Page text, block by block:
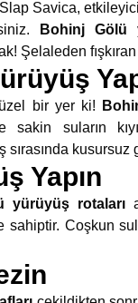
Savica,
Bohinj Gölü
Şelaleden
bir yer ki!
sakin suların
sırasında
Yapın
yürüyüş rotaları
sahiptir. Coşkun